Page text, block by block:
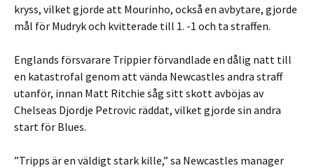
kryss, vilket gjorde att Mourinho, också en avbytare, gjorde
mål för Mudryk och kvitterade till 1. -1 och ta straffen.
Englands försvarare Trippier förvandlade en dålig natt till
en katastrofal genom att vända Newcastles andra straff
utanför, innan Matt Ritchie såg sitt skott avböjas av
Chelseas Djordje Petrovic räddat, vilket gjorde sin andra
start för Blues.
”Tripps är en väldigt stark kille,” sa Newcastles manager